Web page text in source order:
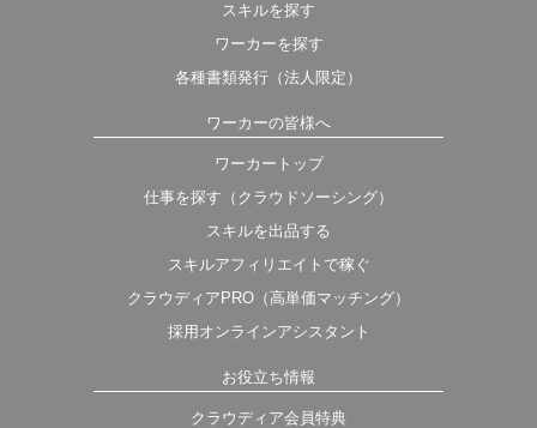
スキルを探す
ワーカーを探す
各種書類発行（法人限定）
ワーカーの皆様へ
ワーカートップ
仕事を探す（クラウドソーシング）
スキルを出品する
スキルアフィリエイトで稼ぐ
クラウディアPRO（高単価マッチング）
採用オンラインアシスタント
お役立ち情報
クラウディア会員特典